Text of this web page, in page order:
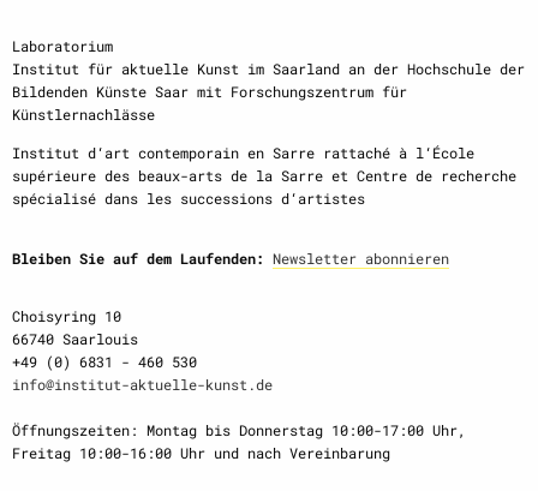
Laboratorium
Institut für aktuelle Kunst im Saarland an der Hochschule der
Bildenden Künste Saar mit Forschungszentrum für
Künstlernachlässe
Institut d‘art contemporain en Sarre rattaché à l‘École
supérieure des beaux-arts de la Sarre et Centre de recherche
spécialisé dans les successions d‘artistes
Bleiben Sie auf dem Laufenden: Newsletter abonnieren
Choisyring 10
66740 Saarlouis
+49 (0) 6831 - 460 530
info@institut-aktuelle-kunst.de
Öffnungszeiten: Montag bis Donnerstag 10:00-17:00 Uhr,
Freitag 10:00-16:00 Uhr und nach Vereinbarung